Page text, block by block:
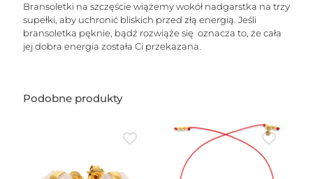
Bransoletki na szczęście wiążemy wokół nadgarstka na trzy
supełki, aby uchronić bliskich przed złą energią. Jeśli
bransoletka pęknie, bądź rozwiąże się oznacza to, że cała
jej dobra energia została Ci przekazana.
Podobne produkty